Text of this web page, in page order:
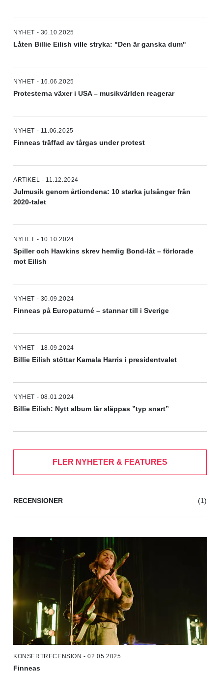
NYHET - 30.10.2025
Låten Billie Eilish ville stryka: "Den är ganska dum"
NYHET - 16.06.2025
Protesterna växer i USA – musikvärlden reagerar
NYHET - 11.06.2025
Finneas träffad av tårgas under protest
ARTIKEL - 11.12.2024
Julmusik genom årtiondena: 10 starka julsånger från
2020-talet
NYHET - 10.10.2024
Spiller och Hawkins skrev hemlig Bond-låt – förlorade
mot Eilish
NYHET - 30.09.2024
Finneas på Europaturné – stannar till i Sverige
NYHET - 18.09.2024
Billie Eilish stöttar Kamala Harris i presidentvalet
NYHET - 08.01.2024
Billie Eilish: Nytt album lär släppas ”typ snart”
FLER NYHETER & FEATURES
RECENSIONER (1)
KONSERTRECENSION - 02.05.2025
Finneas